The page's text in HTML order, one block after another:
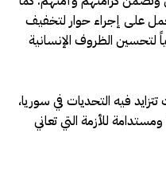
على إجراء حوار لتخفيف
لتحسين الظروف الإنسانية
تتزايد فيه التحديات في سوريا،
للأزمة التي تعاني